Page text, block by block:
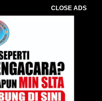
CLOSE ADS